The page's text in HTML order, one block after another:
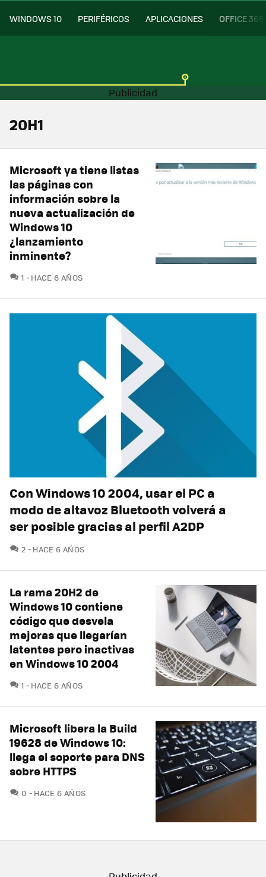
WINDOWS 10 PERIFÉRICOS APLICACIONES OFFICE 365
20H1
Microsoft ya tiene listas
las páginas con
información sobre la
nueva actualización de
Windows 10
¿lanzamiento
inminente?
1 COMENTARIOS
HACE 6 AÑOS
Con Windows 10 2004, usar el PC a
modo de altavoz Bluetooth volverá a
ser posible gracias al perfil A2DP
2 COMENTARIOS
HACE 6 AÑOS
La rama 20H2 de
Windows 10 contiene
código que desvela
mejoras que llegarían
latentes pero inactivas
en Windows 10 2004
1 COMENTARIOS
HACE 6 AÑOS
Microsoft libera la Build
19628 de Windows 10:
llega el soporte para DNS
sobre HTTPS
0 COMENTARIOS
HACE 6 AÑOS